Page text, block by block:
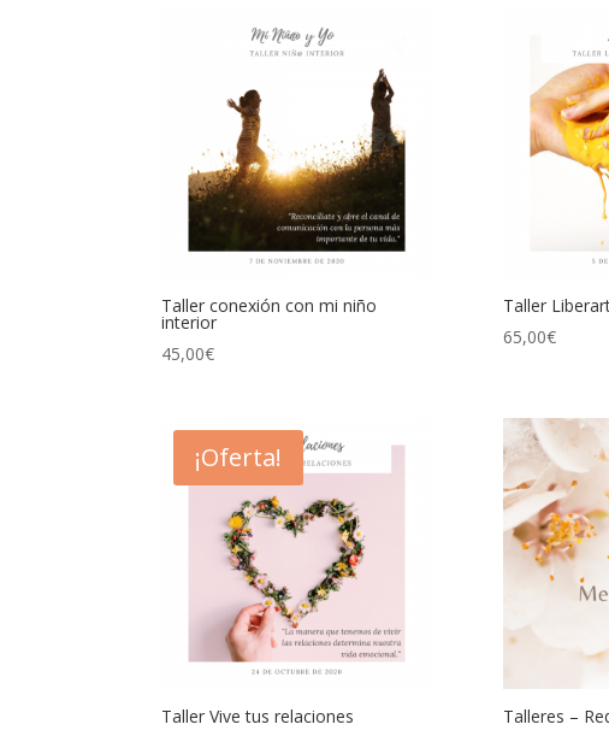
Taller conexión con mi niño
interior
45,00€
Taller
65,00€
¡Oferta!
Taller Vive tus relaciones
Talleres –